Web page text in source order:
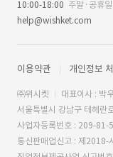
10:00-18:00 주말·공휴일
help@wishket.com
이용약관 개인정보
㈜위시켓
대표이사 : 박
서울특별시 강남구 테헤란
사업자등록번호 : 209-81-
통신판매업신고 : 제2018-